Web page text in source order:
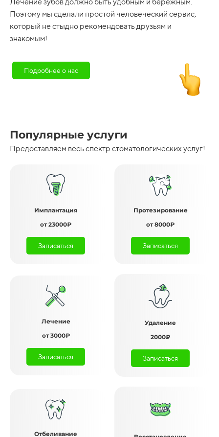
Поэтому мы сделали простой человеческий сервис,
который не стыдно рекомендовать друзьям и
знакомым!
Подробнее о нас
Популярные услуги
Предоставляем весь спектр стоматологических услуг!
Имплантация
от 23000₽
Записаться
Протезирование
от 8000₽
Записаться
Лечение
от 3000₽
Записаться
Удаление
2000₽
Записаться
Отбеливание